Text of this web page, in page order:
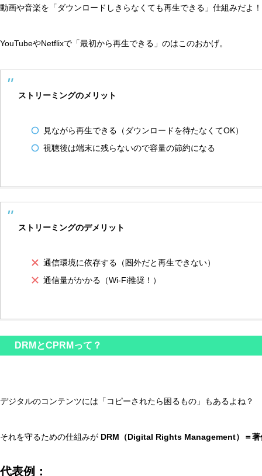
動画や音楽を「ダウンロードしきらなくても再生できる」仕組みだよ！
YouTubeやNetflixで「最初から再生できる」のはこのおかげ。
ストリーミングのメリット
見ながら再生できる（ダウンロードを待たなくてOK）
視聴後は端末に残らないので容量の節約になる
ストリーミングのデメリット
通信環境に依存する（圏外だと再生できない）
通信量がかかる（Wi-Fi推奨！）
DRMとCPRMって？
デジタルのコンテンツには「コピーされたら困るもの」もあるよね？
それを守るための仕組みが DRM（Digital Rights Management）＝著
代表例：